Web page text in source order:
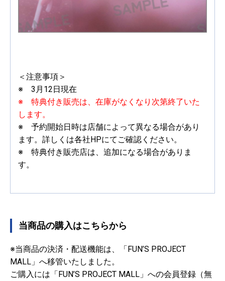
＜注意事項＞
※ 3月12日現在
※ 特典付き販売は、在庫がなくなり次第終了いた
します。
※ 予約開始日時は店舗によって異なる場合があり
ます。詳しくは各社HPにてご確認ください。
※ 特典付き販売店は、追加になる場合がありま
す。
当商品の購入はこちらから
※当商品の決済・配送機能は、「FUN’S PROJECT
MALL」へ移管いたしました。
ご購入には「FUN’S PROJECT MALL」への会員登録（無